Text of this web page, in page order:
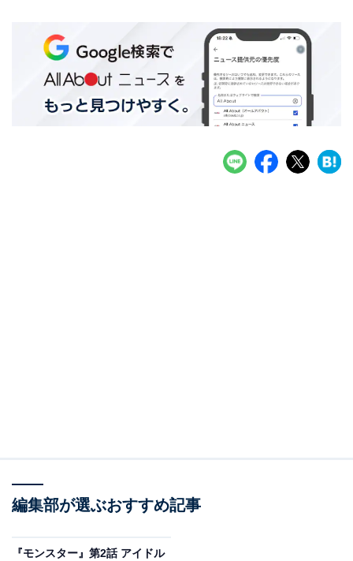
編集部が選ぶおすすめ記事
『モンスター』第2話 アイドル